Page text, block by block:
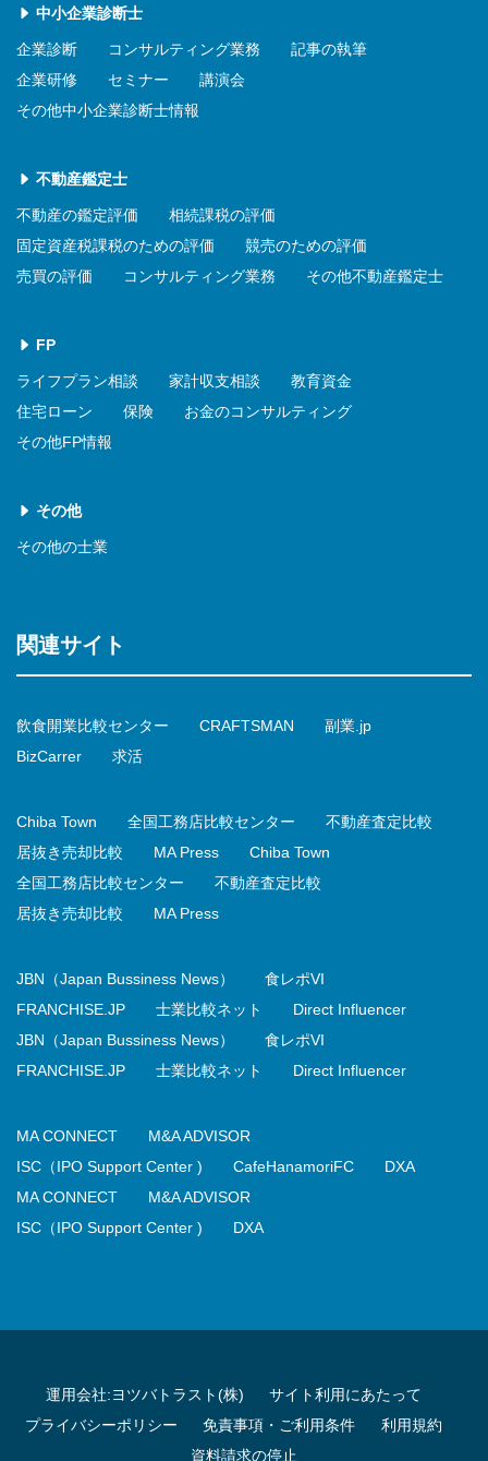
中小企業診断士
企業診断 コンサルティング業務
記事の執筆
企業研修
セミナー
講演会
その他中小企業診断士情報
不動産鑑定士
不動産の鑑定評価
相続課税の評価
固定資産税課税のための評価
競売のための評価
売買の評価
コンサルティング業務 その他不動産鑑定士
FP
ライフプラン相談 家計収支相談
教育資金
住宅ローン
保険
お金のコンサルティング
その他FP情報
その他
その他の士業
関連サイト
飲食開業比較センター CRAFTSMAN
副業.jp
BizCarrer
求活
Chiba Town 全国工務店比較センター
不動産査定比較
居抜き売却比較
MA Press
Chiba Town
全国工務店比較センター
不動産査定比較
居抜き売却比較
MA Press
JBN（Japan Bussiness News）
食レポVI
FRANCHISE.JP
士業比較ネット
Direct Influencer
JBN（Japan Bussiness News）
食レポVI
FRANCHISE.JP
士業比較ネット Direct Influencer
MA CONNECT
M&A ADVISOR
ISC（IPO Support Center )
CafeHanamoriFC
DXA
MA CONNECT
M&A ADVISOR
ISC（IPO Support Center )
DXA
運用会社:ヨツバトラスト(株)
サイト利用にあたって
プライバシーポリシー
免責事項・ご利用条件
利用規約
資料請求の停止